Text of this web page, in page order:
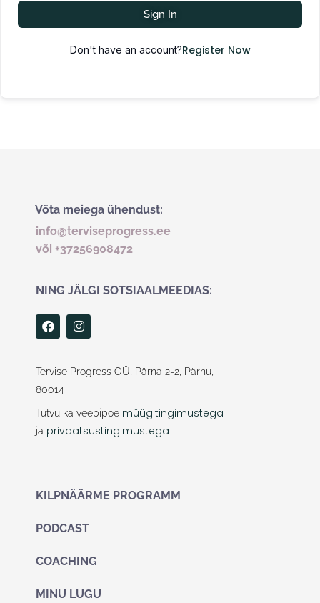
Sign In
Don't have an account?Register Now
Võta meiega ühendust:
info@terviseprogress.ee
või +37256908472
NING JÄLGI SOTSIAALMEEDIAS:
F
a
c
b
o
o
I
n
s
a
g
m
Tervise Progress OÜ, Pärna 2-2, Pärnu,
80014
Tutvu ka veebipoe müügitingimustega
ja privaatsustingimustega
KILPNÄÄRME PROGRAMM
PODCAST
COACHING
MINU LUGU